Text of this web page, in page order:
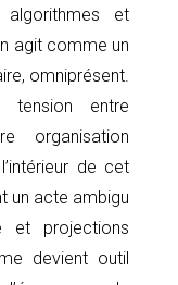
et
agit comme un
omniprésent.
entre
organisation
de cet
un acte ambigu
et projections
devient outil